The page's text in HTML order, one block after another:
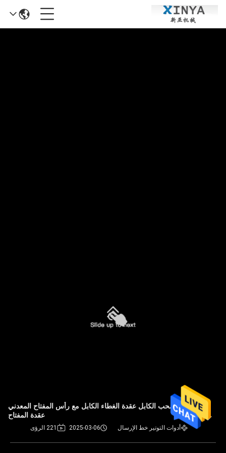
عقدة سحب الكابل عقدة الغطاء الكابل مع رأس المفتاح المعدني
عقدة المفتاح
أدوات التوتير خط الإرسال 2025-03-06 221 الرؤى